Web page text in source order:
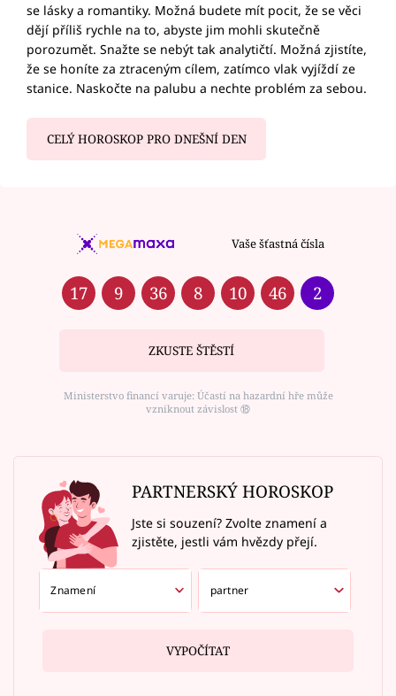
se lásky a romantiky. Možná budete mít pocit, že se věci
dějí příliš rychle na to, abyste jim mohli skutečně
porozumět. Snažte se nebýt tak analytičtí. Možná zjistíte,
že se honíte za ztraceným cílem, zatímco vlak vyjíždí ze
stanice. Naskočte na palubu a nechte problém za sebou.
CELÝ HOROSKOP PRO DNEŠNÍ DEN
Vaše šťastná čísla
17 9 36 8 10 46 2
ZKUSTE ŠTĚSTÍ
Ministerstvo financí varuje: Účastí na hazardní hře může
vzniknout závislost ⑱
PARTNERSKÝ HOROSKOP
Jste si souzení? Zvolte znamení a
zjistěte, jestli vám hvězdy přejí.
VYPOČÍTAT